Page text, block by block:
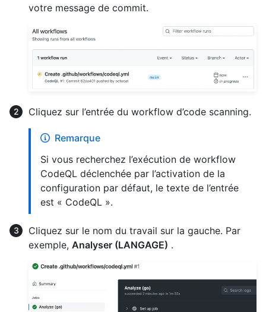
votre message de commit.
Cliquez sur l’entrée du workflow d’code scanning.
Remarque
Si vous recherchez l’exécution de workflow
CodeQL déclenchée par l’activation de la
configuration par défaut, le texte de l’entrée
est « CodeQL ».
Cliquez sur le nom du travail sur la gauche. Par
exemple, Analyser (LANGAGE) .